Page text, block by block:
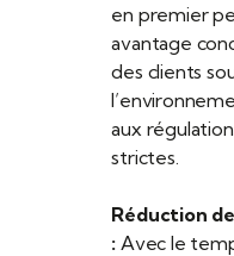
en premier
avantage
des clients
aux
strictes.
Réduction
: Avec le